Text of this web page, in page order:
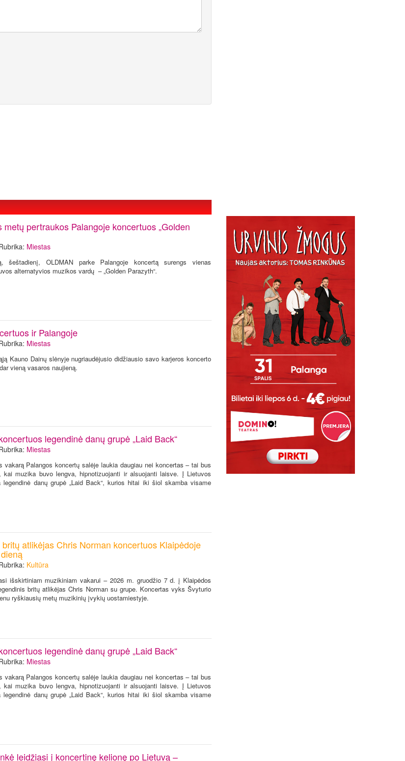
metų pertraukos Palangoje koncertuos „Golden
Miestas
šeštadienį, OLDMAN parke Palangoje koncertą surengs vienas
alternatyvios muzikos vardų – „Golden Parazyth“.
ir Palangoje
Miestas
Kauno Dainų slėnyje nugriaudėjusio didžiausio savo karjeros koncerto
vieną vasaros naujieną.
legendinė danų grupė „Laid Back“
Miestas
vakarą Palangos koncertų salėje laukia daugiau nei koncertas – tai bus
muzika buvo lengva, hipnotizuojanti ir alsuojanti laisve. Į Lietuvos
danų grupė „Laid Back“, kurios hitai iki šiol skamba visame
atlikėjas Chris Norman koncertuos Klaipėdoje
Kultūra
išskirtiniam muzikiniam vakarui – 2026 m. gruodžio 7 d. į Klaipėdos
britų atlikėjas Chris Norman su grupe. Koncertas vyks Švyturio
ryškiausių metų muzikinių įvykių uostamiestyje.
legendinė danų grupė „Laid Back“
Miestas
vakarą Palangos koncertų salėje laukia daugiau nei koncertas – tai bus
muzika buvo lengva, hipnotizuojanti ir alsuojanti laisve. Į Lietuvos
danų grupė „Laid Back“, kurios hitai iki šiol skamba visame
leidžiasi į koncertinę kelionę po Lietuvą –